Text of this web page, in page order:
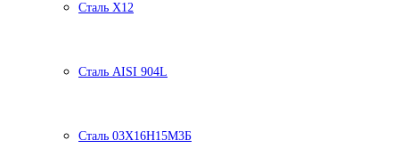
Сталь Х12
Сталь AISI 904L
Сталь 03Х16Н15М3Б